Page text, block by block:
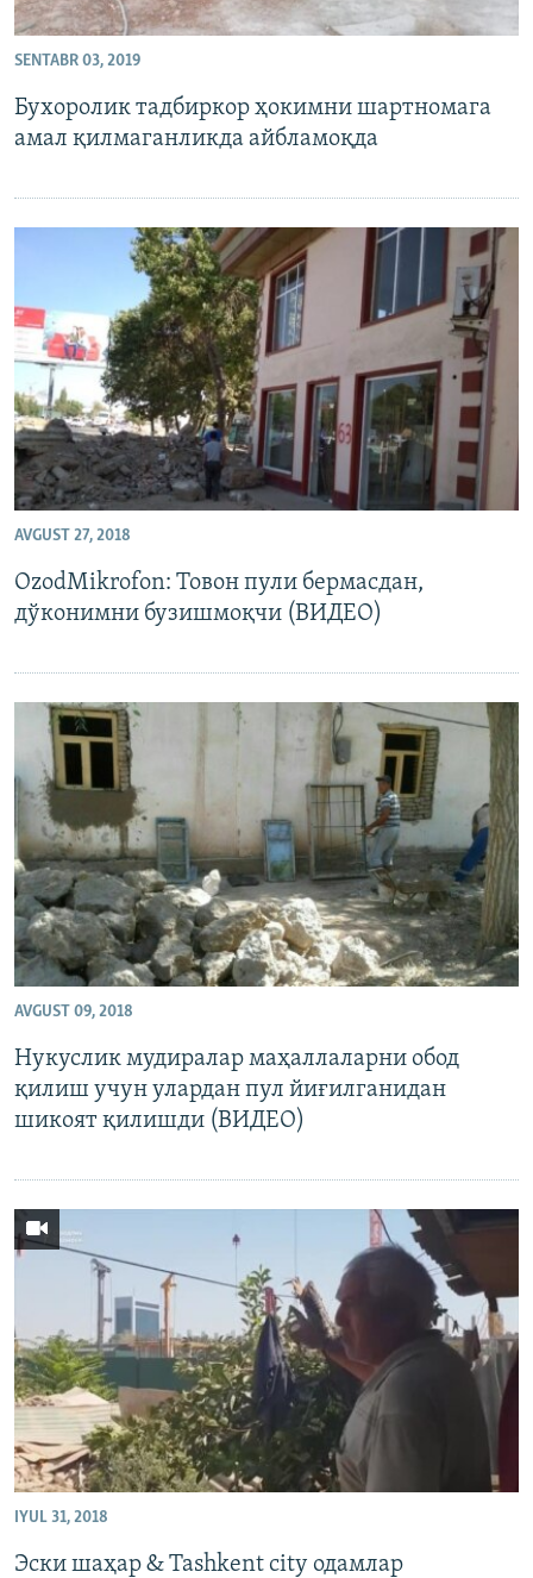
SENTABR 03, 2019
Бухоролик тадбиркор ҳокимни шартномага
амал қилмаганликда айбламоқда
AVGUST 27, 2018
OzodMikrofon: Товон пули бермасдан,
дўконимни бузишмоқчи (ВИДЕО)
AVGUST 09, 2018
Нукуслик мудиралар маҳаллаларни обод
қилиш учун улардан пул йиғилганидан
шикоят қилишди (ВИДЕО)
IYUL 31, 2018
Эски шаҳар & Tashkent city одамлар